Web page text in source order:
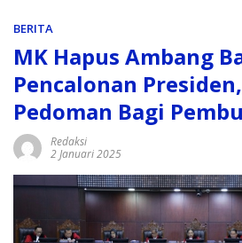
BERITA
MK Hapus Ambang
Pencalonan
Pedoman Bagi
Redaksi
2 Januari 2025